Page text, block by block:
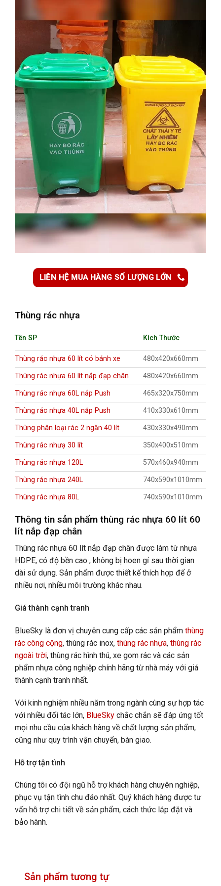
LIÊN HỆ MUA HÀNG SỐ LƯỢNG LỚN
Thùng rác nhựa
Tên SP Kích Thước
Thùng rác nhựa 60 lít có bánh xe 480x420x660mm
Thùng rác nhựa 60 lít nắp đạp chân 480x420x660mm
Thùng rác nhựa 60L nắp Push 465x320x750mm
Thùng rác nhựa 40L nắp Push 410x330x610mm
Thùng phân loại rác 2 ngăn 40 lít 430x330x490mm
Thùng rác nhưạ 30 lít 350x400x510mm
Thùng rác nhựa 120L 570x460x940mm
Thùng rác nhựa 240L 740x590x1010mm
Thùng rác nhựa 80L 740x590x1010mm
Thông tin sản phẩm thùng rác nhựa 60 lít 60
lít nắp đạp chân
Thùng rác nhựa 60 lít nắp đạp chân được làm từ nhựa
HDPE, có độ bền cao , không bị hoen gỉ sau thời gian
dài sử dụng. Sản phẩm được thiết kế thích hợp để ở
nhiều nơi, nhiều môi trường khác nhau.
Giá thành cạnh tranh
BlueSky là đơn vị chuyên cung cấp các sản phẩm thùng
rác công cộng, thùng rác inox, thùng rác nhựa, thùng rác
ngoài trời, thùng rác hình thú, xe gom rác và các sản
phẩm nhựa công nghiệp chính hãng từ nhà máy với giá
thành cạnh tranh nhất.
Với kinh nghiệm nhiều năm trong ngành cùng sự hợp tác
với nhiều đối tác lớn, BlueSky chắc chắn sẽ đáp ứng tốt
mọi nhu cầu của khách hàng về chất lượng sản phẩm,
cũng như quy trình vận chuyển, bàn giao.
Hỗ trợ tận tình
Chúng tôi có đội ngũ hỗ trợ khách hàng chuyên nghiệp,
phục vụ tận tình chu đáo nhất. Quý khách hàng được tư
vấn hỗ trợ chi tiết về sản phẩm, cách thức lắp đặt và
bảo hành.
Sản phẩm tương tự